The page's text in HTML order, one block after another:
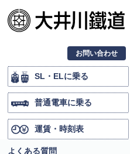
お問い合わせ
SL・ELに乗る
普通電車に乗る
運賃・時刻表
よくある質問